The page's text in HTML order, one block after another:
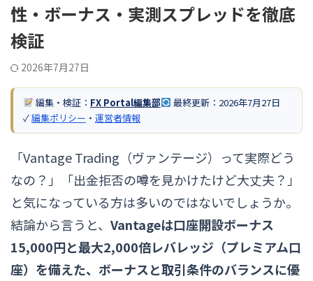
性・ボーナス・実測スプレッドを徹底
検証
2026年7月27日
編集・検証： FX Portal編集部 最終更新： 2026年7月27日
✓編集ポリシー ・ 運営者情報
「Vantage Trading（ヴァンテージ）って実際どう
なの？」「出金拒否の噂を見かけたけど大丈夫？」
と気になっている方は多いのではないでしょうか。
結論から言うと、 Vantageは口座開設ボーナス
15,000円と最大2,000倍レバレッジ（プレミアム口
座）を備えた、ボーナスと取引条件のバランスに優